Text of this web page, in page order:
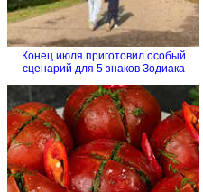
Конец июля приготовил особый
сценарий для 5 знаков Зодиака